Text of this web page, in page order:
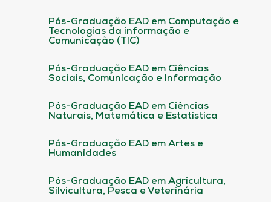
Pós-Graduação EAD em Computação e
Tecnologias da informação e
Comunicação (TIC)
Pós-Graduação EAD em Ciências
Sociais, Comunicação e Informação
Pós-Graduação EAD em Ciências
Naturais, Matemática e Estatística
Pós-Graduação EAD em Artes e
Humanidades
Pós-Graduação EAD em Agricultura,
Silvicultura, Pesca e Veterinária